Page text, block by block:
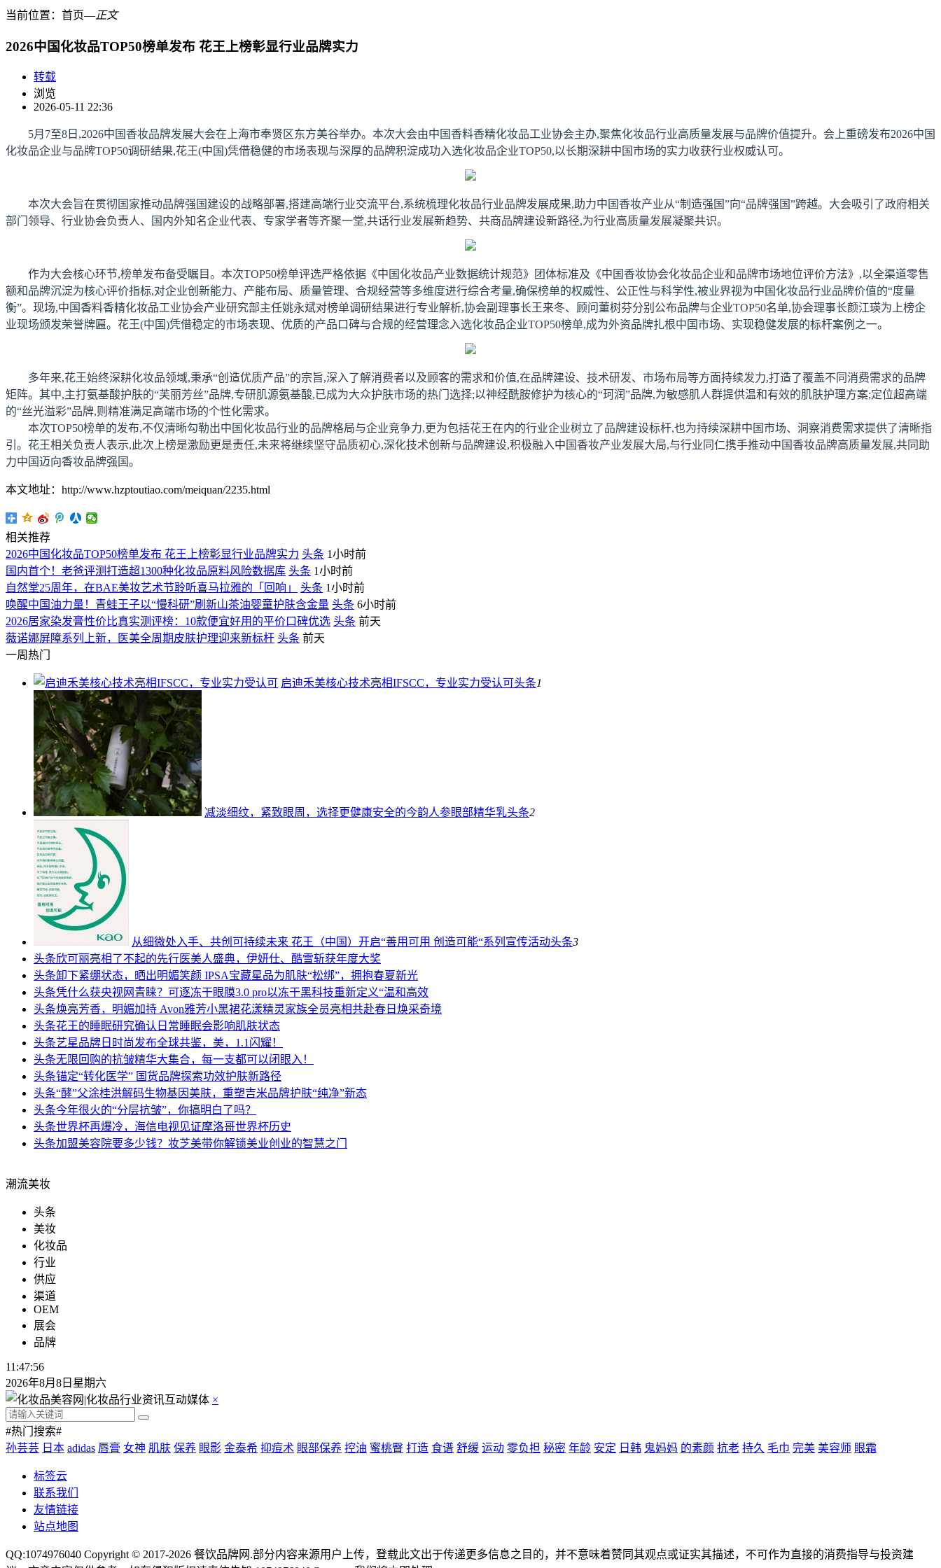
当前位置： 首页―正文
2026中国化妆品TOP50榜单发布 花王上榜彰显行业品牌实力
转载
浏览
2026-05-11 22:36
5月7至8日,2026中国香妆品牌发展大会在上海市奉贤区东方美谷举办。本次大会由中国香料香精化妆品工业协会主办,聚焦化妆品行业高质量发展与品牌价值提升。会上重磅发布2026中国
化妆品企业与品牌TOP50调研结果,花王(中国)凭借稳健的市场表现与深厚的品牌积淀成功入选化妆品企业TOP50,以长期深耕中国市场的实力收获行业权威认可。
本次大会旨在贯彻国家推动品牌强国建设的战略部署,搭建高端行业交流平台,系统梳理化妆品行业品牌发展成果,助力中国香妆产业从“制造强国”向“品牌强国”跨越。大会吸引了政府相关
部门领导、行业协会负责人、国内外知名企业代表、专家学者等齐聚一堂,共话行业发展新趋势、共商品牌建设新路径,为行业高质量发展凝聚共识。
作为大会核心环节,榜单发布备受瞩目。本次TOP50榜单评选严格依据《中国化妆品产业数据统计规范》团体标准及《中国香妆协会化妆品企业和品牌市场地位评价方法》,以全渠道零售
额和品牌沉淀为核心评价指标,对企业创新能力、产能布局、质量管理、合规经营等多维度进行综合考量,确保榜单的权威性、公正性与科学性,被业界视为中国化妆品行业品牌价值的“度量
衡”。现场,中国香料香精化妆品工业协会产业研究部主任姚永斌对榜单调研结果进行专业解析,协会副理事长王来冬、顾问董树芬分别公布品牌与企业TOP50名单,协会理事长颜江瑛为上榜企
业现场颁发荣誉牌匾。花王(中国)凭借稳定的市场表现、优质的产品口碑与合规的经营理念入选化妆品企业TOP50榜单,成为外资品牌扎根中国市场、实现稳健发展的标杆案例之一。
多年来,花王始终深耕化妆品领域,秉承“创造优质产品”的宗旨,深入了解消费者以及顾客的需求和价值,在品牌建设、技术研发、市场布局等方面持续发力,打造了覆盖不同消费需求的品牌
矩阵。其中,主打氨基酸护肤的“芙丽芳丝”品牌,专研肌源氨基酸,已成为大众护肤市场的热门选择;以神经酰胺修护为核心的“珂润”品牌,为敏感肌人群提供温和有效的肌肤护理方案;定位超高端
的“丝光溢彩”品牌,则精准满足高端市场的个性化需求。
本次TOP50榜单的发布,不仅清晰勾勒出中国化妆品行业的品牌格局与企业竞争力,更为包括花王在内的行业企业树立了品牌建设标杆,也为持续深耕中国市场、洞察消费需求提供了清晰指
引。花王相关负责人表示,此次上榜是激励更是责任,未来将继续坚守品质初心,深化技术创新与品牌建设,积极融入中国香妆产业发展大局,与行业同仁携手推动中国香妆品牌高质量发展,共同助
力中国迈向香妆品牌强国。
本文地址：http://www.hzptoutiao.com/meiquan/2235.html
相关推荐
2026中国化妆品TOP50榜单发布 花王上榜彰显行业品牌实力 头条 1小时前
国内首个！老爸评测打造超1300种化妆品原料风险数据库 头条 1小时前
自然堂25周年，在BAE美妆艺术节聆听喜马拉雅的「回响」
头条 1小时前
唤醒中国油力量！青蛙王子以“慢科研”刷新山茶油婴童护肤含金量 头条 6小时前
2026居家染发膏性价比真实测评榜：10款便宜好用的平价口碑优选 头条 前天
薇诺娜屏障系列上新，医美全周期皮肤护理迎来新标杆 头条 前天
一周热门
启迪禾美核心技术亮相IFSCC，专业实力受认可头条1
减淡细纹，紧致眼周，选择更健康安全的今韵人参眼部精华乳头条2
从细微处入手、共创可持续未来 花王（中国）开启“善用可用 创造可能“系列宣传活动头条3
头条欣可丽亮相了不起的先行医美人盛典，伊妍仕、酷雪斩获年度大奖
头条卸下紧绷状态，晒出明媚笑颜 IPSA宝藏星品为肌肤“松绑”，拥抱春夏新光
头条凭什么获央视网青睐？可逐冻干眼膜3.0 pro以冻干黑科技重新定义“温和高效
头条焕亮芳香，明媚加持 Avon雅芳小黑裙花漾精灵家族全员亮相共赴春日焕采奇境
头条花王的睡眠研究确认日常睡眠会影响肌肤状态
头条艺星品牌日时尚发布全球共鉴，美，1.1闪耀！
头条无限回购的抗皱精华大集合，每一支都可以闭眼入！
头条锚定“转化医学” 国货品牌探索功效护肤新路径
头条“酵”父涂桂洪解码生物基因美肤，重塑吉米品牌护肤“纯净”新态
头条今年很火的“分层抗皱”，你搞明白了吗？
头条世界杯再爆冷，海信电视见证摩洛哥世界杯历史
头条加盟美容院要多少钱？妆芝美带你解锁美业创业的智慧之门
潮流美妆
头条
美妆
化妆品
行业
供应
渠道
OEM
展会
品牌
11:47:56
2026年8月8日星期六
×
#热门搜索#
孙芸芸 日本 adidas 唇膏 女神 肌肤 保养 眼影 金泰希 抑痘术 眼部保养 控油 蜜桃臀 打造 食谱 舒缓 运动 零负担 秘密 年龄 安定 日韩 鬼妈妈 的素颜 抗老 持久 毛巾 完美 美容师 眼霜
标签云
联系我们
友情链接
站点地图
QQ:1074976040 Copyright © 2017-2026 餐饮品牌网 .部分内容来源用户上传，登载此文出于传递更多信息之目的，并不意味着赞同其观点或证实其描述，不可作为直接的消费指导与投资建